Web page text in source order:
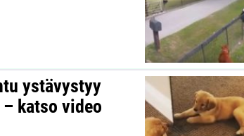
ystävystyy
katso video